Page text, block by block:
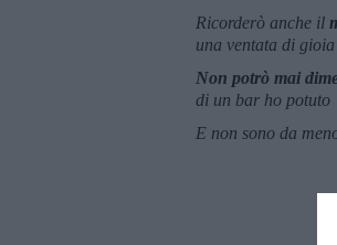
Ricorderò anche il
una ventata di gioia
Non potrò mai
di un bar ho potuto
E non sono da